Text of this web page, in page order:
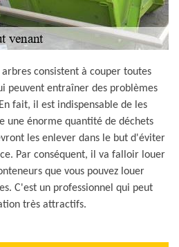
consistent à couper toutes
peuvent entraîner des problèmes
fait, il est indispensable de les
une énorme quantité de déchets
les enlever dans le but d'éviter
Par conséquent, il va falloir louer
que vous pouvez louer
C'est un professionnel qui peut
très attractifs.